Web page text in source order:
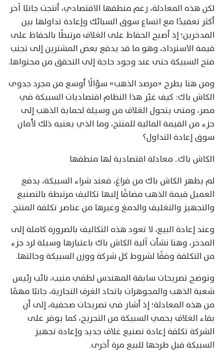
لكن هذه المعادلة، رغم منطقها الاقتصادي، أنتجت جانبًا آخر
أكثر تعقيدًا مع اتساع سوق السبائك وإعادة تداولها بين
المدخرين؛ إذ أصبح الحفاظ على الغلاف مرتبطًا بالحفاظ على
قيمة الاسترداد، وهو ما قد يدفع بعض المشترين إلى تجنب
فتح السبيكة حتى عند وجود حاجة إلى التحقق من محتواها.
ومن هنا يطرح «مرصد الذهب» سؤالًا أوسع من مجرد جدوى
الكاش باك: كيف غيّر هذا النظام اقتصاديات السبيكة في
مصر، ومتى يتحول الغلاف من وسيلة لحماية الذهب إلى
جزء من القيمة المالية للمنتج، وما الذي يعنيه ذلك لأمان
سوق إعادة التداول؟
الكاش باك.. معادلة اقتصادية لها منطقها
لم يظهر الكاش باك من فراغ، فعند شراء السبيكة، يدفع
العميل قيمة الذهب مضافًا إليها تكاليف مرتبطة بالتصنيع
والتجهيز والتغليف والدمغ وغيرها من عناصر تكلفة المنتج.
وعند إعادة البيع، لا تعود هذه التكاليف بالضرورة كاملة إلى
المدخر، وهنا نشأت آلية الكاش باك باعتبارها وسيلة لرد جزء
من التكلفة وفقًا لشروط كل شركة ووزن السبيكة وحالتها.
وتوضح تصريحات سابقة المهندس لطفي منيب، نائب رئيس
شعبة الذهب والمجوهرات باتحاد الغرف التجارية، جانبًا مهمًا
من هذه المعادلة؛ إذ أشار في تصريحات صحفية، إلى أن
بقاء الغلاف يحمي السبيكة من التجريح، كما يوفر على
الشركة تكلفة إعادة تصنيع غلاف جديد وإعادة تجهيز
السبيكة قبل طرحها للبيع مرة أخرى.